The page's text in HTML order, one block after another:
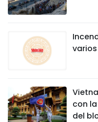
con
del